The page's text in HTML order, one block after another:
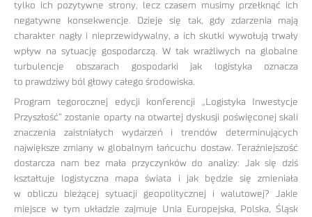
tylko ich pozytywne strony, lecz czasem musimy przełknąć ich
negatywne konsekwencje. Dzieje się tak, gdy zdarzenia mają
charakter nagły i nieprzewidywalny, a ich skutki wywołują trwały
wpływ na sytuację gospodarczą. W tak wrażliwych na globalne
turbulencje obszarach gospodarki jak logistyka oznacza
to prawdziwy ból głowy całego środowiska.
Program tegorocznej edycji konferencji „Logistyka Inwestycje
Przyszłość” zostanie oparty na otwartej dyskusji poświęconej skali
znaczenia zaistniałych wydarzeń i trendów determinujących
największe zmiany w globalnym łańcuchu dostaw. Teraźniejszość
dostarcza nam bez mała przyczynków do analizy: Jak się dziś
kształtuje logistyczna mapa świata i jak będzie się zmieniała
w obliczu bieżącej sytuacji geopolitycznej i walutowej? Jakie
miejsce w tym układzie zajmuje Unia Europejska, Polska, Śląsk